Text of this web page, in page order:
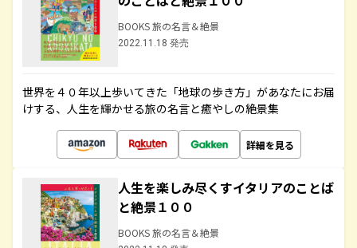
BOOKS 旅の名言＆絶景
2022.11.18 発売
世界を４０年以上歩いてきた「地球の歩き方」があなたにお届
けする、人生を輝かせる旅の名言と癒やしの絶景集
詳細を見る
人生を楽しみ尽くすイタリアのことば
と絶景１００
BOOKS 旅の名言＆絶景